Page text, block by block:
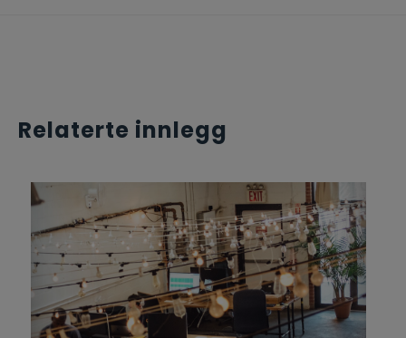
Relaterte innlegg